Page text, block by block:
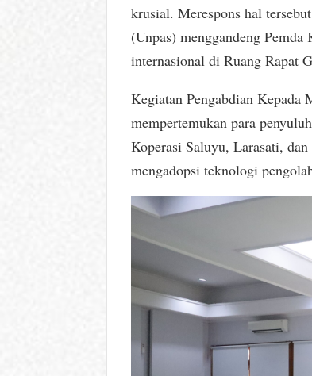
krusial. Merespons hal
(Unpas) menggandeng
internasional di Ruang Rapat
Kegiatan Pengabdian
mempertemukan para
Koperasi Saluyu, Larasati,
mengadopsi teknologi